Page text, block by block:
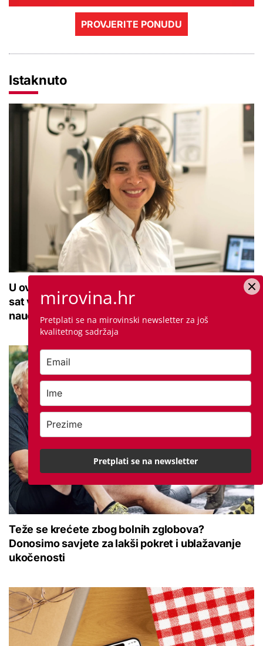
PROVJERITE PONUDU
Istaknuto
U ovoj optici rade najdetaljniji pregled vida, traje
sat vremena: Bila sam na njemu, evo što me
naučio
Teže se krećete zbog bolnih zglobova?
Donosimo savjete za lakši pokret i ublažavanje
ukočenosti
mirovina.hr
Pretplati se na mirovinski newsletter za još
kvalitetnog sadržaja
Pretplati se na newsletter